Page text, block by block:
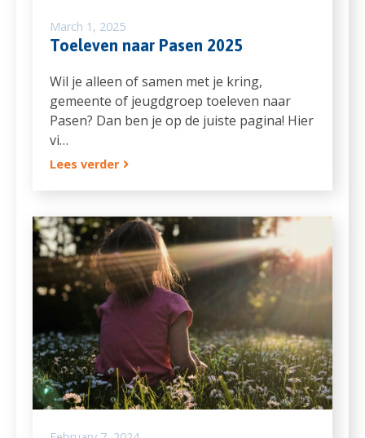
March 1, 2025
Toeleven naar Pasen 2025
Wil je alleen of samen met je kring,
gemeente of jeugdgroep toeleven naar
Pasen? Dan ben je op de juiste pagina! Hier
vi…
Lees verder